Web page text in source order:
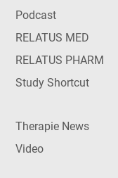
Podcast
RELATUS MED
RELATUS PHARM
Study Shortcut
Therapie News
Video